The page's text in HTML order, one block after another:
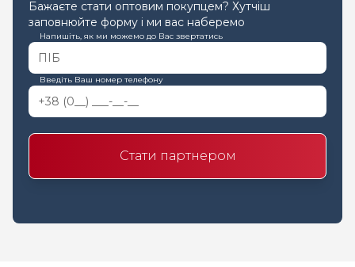
Бажаєте стати оптовим покупцем? Хутчіш
заповнюйте форму і ми вас наберемо
Напишіть, як ми можемо до Вас звертатись
Введіть Ваш номер телефону
Стати партнером